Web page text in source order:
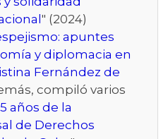
" (2024)
apuntes
y diplomacia en
Fernández de
compiló varios
años de la
de Derechos